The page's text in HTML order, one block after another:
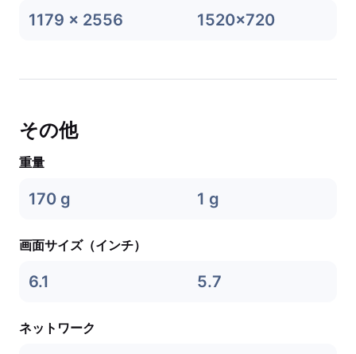
1179 x 2556 1520x720
その他
重量
170 g 1 g
画面サイズ（インチ）
6.1 5.7
ネットワーク